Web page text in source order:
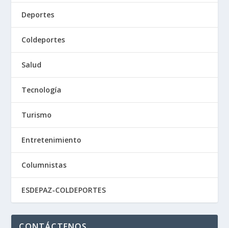
Deportes
Coldeportes
Salud
Tecnología
Turismo
Entretenimiento
Columnistas
ESDEPAZ-COLDEPORTES